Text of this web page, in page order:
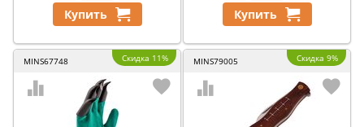
Купить Купить
MINS67748 Скидка 11% MINS79005 Скидка 9%